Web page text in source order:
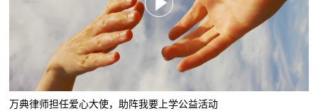
万典律师担任爱心大使，助阵我要上学公益活动